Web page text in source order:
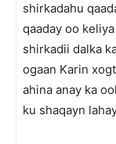
shirkadahu
qaaday oo
shirkadii dalka
ogaan Karin
ahina anay ka
ku shaqayn